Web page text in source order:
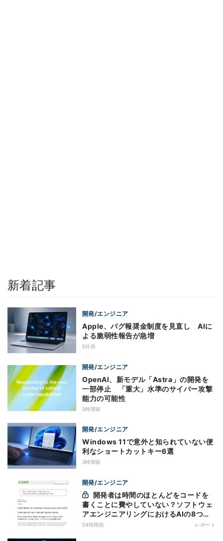
新着記事
開発/エンジニア
Apple、バグ報奨金制度を見直し AIに
よる脆弱性報告が急増
5分前
開発/エンジニア
OpenAI、新モデル「Astra」の開発を
一部停止 「重大」水準のサイバー攻撃
能力の可能性
2時間前
開発/エンジニア
Windows 11で意外と知られていない便
利なショートカットキー6選
3時間前
開発/エンジニア
書くことに費やしていない？ソフトウェ
アエンジニアリングにおけるAIの8つの
神話への賛否
24時間前 レポート